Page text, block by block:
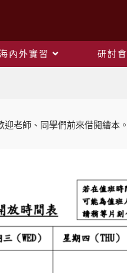
海內外實習 研討會
老師、同學們前來借閱繪本。